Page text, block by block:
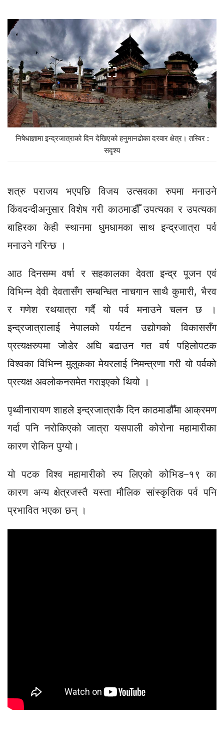
निषेधाज्ञामा इन्द्रजात्राको दिन देखिएको हनुमानढोका दरवार क्षेत्र। तस्विर :
सदृश्य
शत्रु पराजय भएपछि विजय उत्सवका रुपमा मनाउने
किंवदन्दीअनुसार विशेष गरी काठमाडौँ उपत्यका र उपत्यका
बाहिरका केही स्थानमा धुमधामका साथ इन्द्रजात्रा पर्व
मनाउने गरिन्छ ।
आठ दिनसम्म वर्षा र सहकालका देवता इन्द्र पूजन एवं
विभिन्न देवी देवतासँग सम्बन्धित नाचगान साथै कुमारी, भैरव
र गणेश रथयात्रा गर्दै यो पर्व मनाउने चलन छ ।
इन्द्रजात्रालाई नेपालको पर्यटन उद्योगको विकाससँग
प्रत्यक्षरुपमा जोडेर अघि बढाउन गत वर्ष पहिलोपटक
विश्वका विभिन्न मुलुकका मेयरलाई निमन्त्रणा गरी यो पर्वको
प्रत्यक्ष अवलोकनसमेत गराइएको थियो ।
पृथ्वीनारायण शाहले इन्द्रजात्राकै दिन काठमाडौँमा आक्रमण
गर्दा पनि नरोकिएको जात्रा यसपाली कोरोना महामारीका
कारण रोकिन पुग्यो।
यो पटक विश्व महामारीको रुप लिएको कोभिड–१९ का
कारण अन्य क्षेत्रजस्तै यस्ता मौलिक सांस्कृतिक पर्व पनि
प्रभावित भएका छन् ।